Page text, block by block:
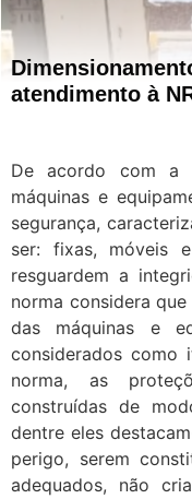
atendimento à
De acordo com a
máquinas e
segurança,
ser: fixas, móveis
resguardem a
norma considera
das máquinas e
considerados como
norma, as
construídas de
dentre eles
perigo, serem
adequados, não